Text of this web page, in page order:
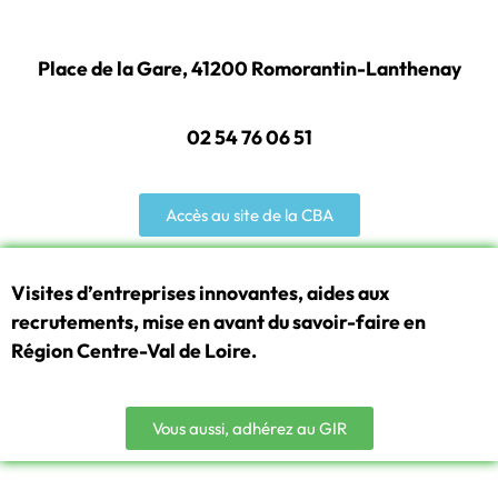
Place de la Gare, 41200 Romorantin-Lanthenay
02 54 76 06 51
Accès au site de la CBA
Visites d’entreprises innovantes, aides aux
recrutements, mise en avant du savoir-faire en
Région Centre-Val de Loire.
Vous aussi, adhérez au GIR